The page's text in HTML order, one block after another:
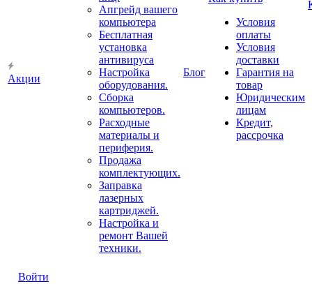
Акции
Апгрейд вашего
компьютера
Бесплатная
установка
антивируса
Настройка
оборудования.
Сборка
компьютеров.
Расходные
материалы и
периферия.
Продажа
комплектующих.
Заправка
лазерных
картриджей.
Настройка и
ремонт Вашей
техники.
Блог
Условия
оплаты
Условия
доставки
Гарантия на
товар
Юридическим
лицам
Кредит,
рассрочка
Войти